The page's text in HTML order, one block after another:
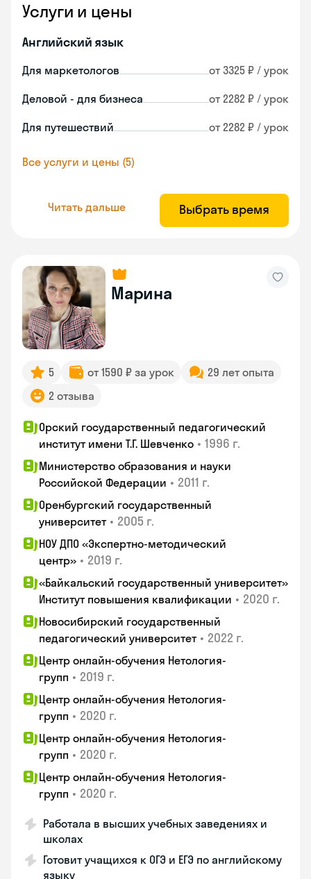
Услуги и цены
Английский язык
Для маркетологов от 3325 ₽ / урок
Деловой - для бизнеса от 2282 ₽ / урок
Для путешествий от 2282 ₽ / урок
Все услуги и цены (5)
Читать дальше Выбрать время
Марина
5 от 1590 ₽ за урок
29 лет опыта
2 отзыва
Орский государственный педагогический
институт имени Т.Г. Шевченко • 1996 г.
Министерство образования и науки
Российской Федерации • 2011 г.
Оренбургский государственный
университет • 2005 г.
НОУ ДПО «Экспертно-методический
центр» • 2019 г.
«Байкальский государственный университет»
Институт повышения квалификации • 2020 г.
Новосибирский государственный
педагогический университет • 2022 г.
Центр онлайн-обучения Нетология-
групп • 2019 г.
Центр онлайн-обучения Нетология-
групп • 2020 г.
Центр онлайн-обучения Нетология-
групп • 2020 г.
Центр онлайн-обучения Нетология-
групп • 2020 г.
Работала в высших учебных заведениях и
школах
Готовит учащихся к ОГЭ и ЕГЭ по английскому
языку